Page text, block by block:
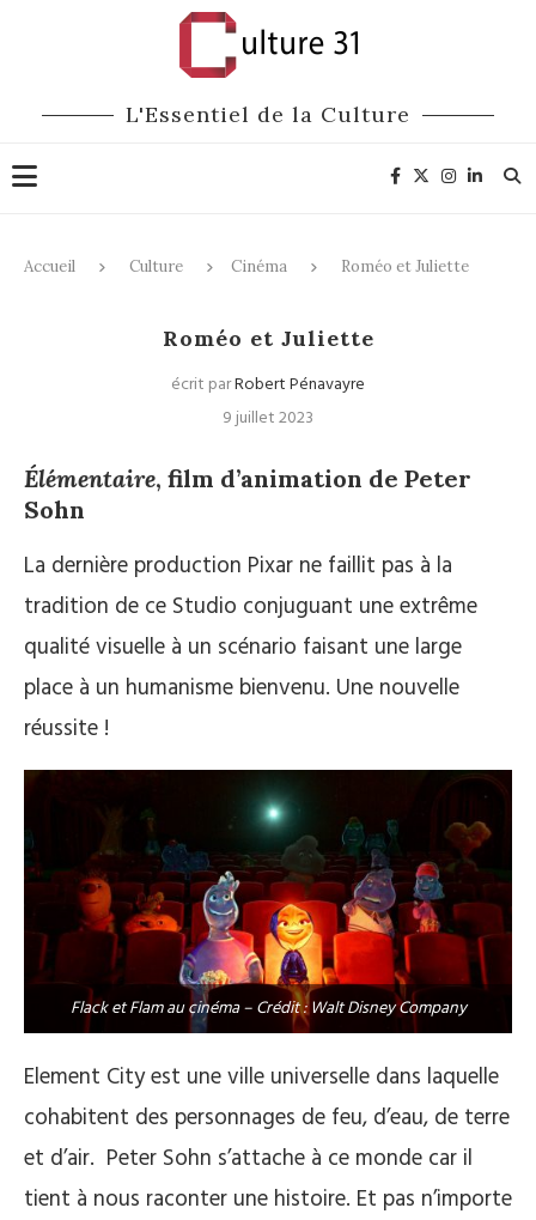
L'Essentiel de la Culture
Accueil Culture Cinéma Roméo et Juliette
Roméo et Juliette
écrit parRobert Pénavayre
9 juillet 2023
Élémentaire, film d’animation de Peter
Sohn
La dernière production Pixar ne faillit pas à la
tradition de ce Studio conjuguant une extrême
qualité visuelle à un scénario faisant une large
place à un humanisme bienvenu. Une nouvelle
réussite !
Flack et Flam au cinéma – Crédit : Walt Disney Company
Element City est une ville universelle dans laquelle
cohabitent des personnages de feu, d’eau, de terre
et d’air. Peter Sohn s’attache à ce monde car il
tient à nous raconter une histoire. Et pas n’importe